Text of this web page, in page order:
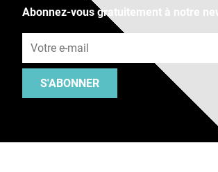
Abonnez-vous gratuitement à notre
S'ABONNER